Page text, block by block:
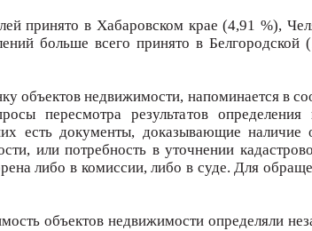
принято в Хабаровском крае (4,91 %),
больше всего принято в Белгородской
объектов недвижимости, напоминается в
пересмотра результатов
есть документы, доказывающие наличие
или потребность в уточнении
либо в комиссии, либо в суде. Для
объектов недвижимости определяли